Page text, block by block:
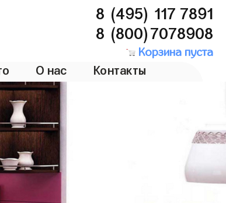
8 (495) 117 7891
8 (800)7078908
Корзина пуста
О нас Контакты